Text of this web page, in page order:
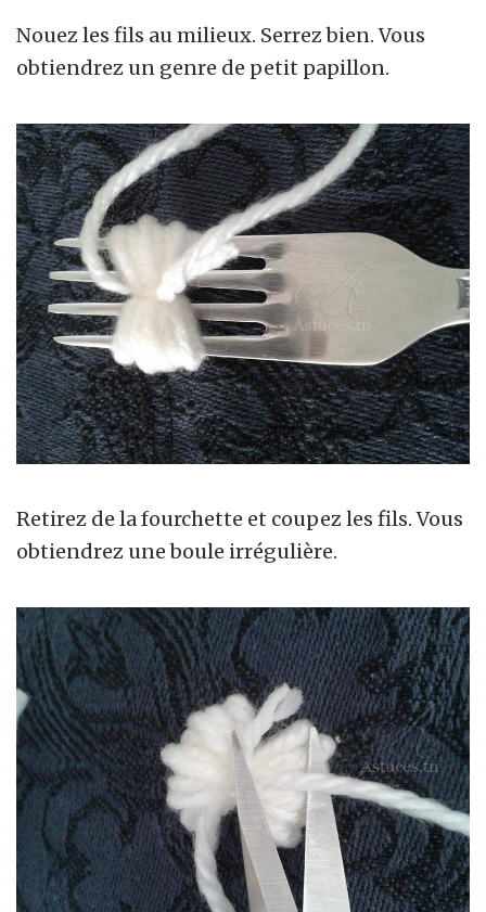
Nouez les fils au milieux. Serrez bien. Vous
obtiendrez un genre de petit papillon.
Retirez de la fourchette et coupez les fils. Vous
obtiendrez une boule irrégulière.